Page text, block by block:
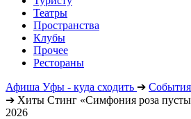
Театры
Пространства
Клубы
Прочее
Рестораны
Афиша Уфы - куда сходить ➔ События
➔ Хиты Стинг «Симфония роза
2026